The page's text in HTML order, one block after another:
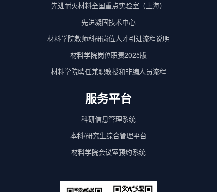
先进耐火材料全国重点实验室（上海）
先进凝固技术中心
材料学院教师科研岗位人才引进流程说明
材料学院岗位职责2025版
材料学院聘任兼职教授和非编人员流程
服务平台
科研信息管理系统
本科/研究生综合管理平台
材料学院会议室预约系统